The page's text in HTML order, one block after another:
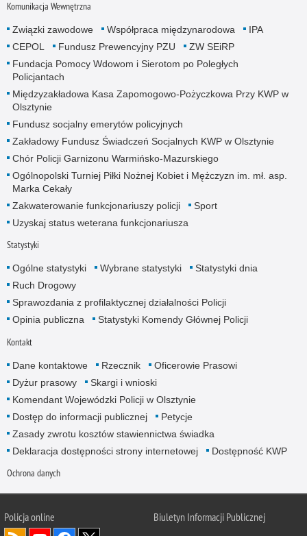
Komunikacja Wewnętrzna
Związki zawodowe Współpraca międzynarodowa
IPA
CEPOL
Fundusz Prewencyjny PZU
ZW SEiRP
Fundacja Pomocy Wdowom i Sierotom po Poległych
Policjantach
Międzyzakładowa Kasa Zapomogowo-Pożyczkowa Przy KWP w
Olsztynie
Fundusz socjalny emerytów policyjnych
Zakładowy Fundusz Świadczeń Socjalnych KWP w Olsztynie
Chór Policji Garnizonu Warmińsko-Mazurskiego
Ogólnopolski Turniej Piłki Nożnej Kobiet i Mężczyzn im. mł. asp.
Marka Cekały
Zakwaterowanie funkcjonariuszy policji
Sport
Uzyskaj status weterana funkcjonariusza
Statystyki
Ogólne statystyki Wybrane statystyki
Statystyki dnia
Ruch Drogowy
Sprawozdania z profilaktycznej działalności Policji
Opinia publiczna
Statystyki Komendy Głównej Policji
Kontakt
Dane kontaktowe Rzecznik
Oficerowie Prasowi
Dyżur prasowy
Skargi i wnioski
Komendant Wojewódzki Policji w Olsztynie
Dostęp do informacji publicznej
Petycje
Zasady zwrotu kosztów stawiennictwa świadka
Deklaracja dostępności strony internetowej
Dostępność KWP
Ochrona danych
Policja online
Biuletyn Informacji Publicznej